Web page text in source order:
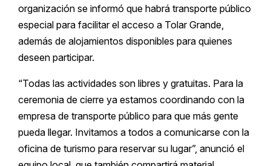
organización se informó que habrá transporte público
especial para facilitar el acceso a Tolar Grande,
además de alojamientos disponibles para quienes
deseen participar.
“Todas las actividades son libres y gratuitas. Para la
ceremonia de cierre ya estamos coordinando con la
empresa de transporte público para que más gente
pueda llegar. Invitamos a todos a comunicarse con la
oficina de turismo para reservar su lugar”, anunció el